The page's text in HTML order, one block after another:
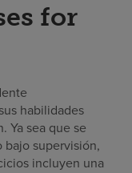
for
habilidades
Ya sea que se
supervisión,
incluyen una